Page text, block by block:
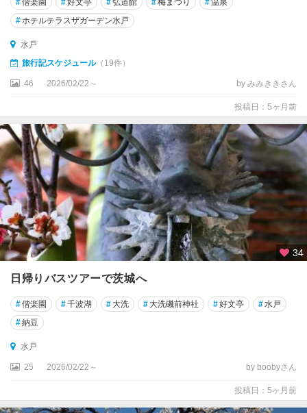
#偕楽園 #好文亭 #弘道館 #梅まつり #温泉
#ホテルテラスザガーデン水戸
水戸
旅行記スケジュール（19件）
46 2026/02/22～ by みみききさん
投稿日：5ヶ月前
34
日帰りバスツアーで茨城へ
#偕楽園 #千波湖 # 大洗 # 大洗磯前神社 #好文亭 #水戸
#納豆
水戸
25 2026/02/22～ by boobyさん
投稿日：5ヶ月前